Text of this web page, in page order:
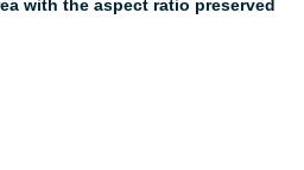
with the aspect ratio preserved